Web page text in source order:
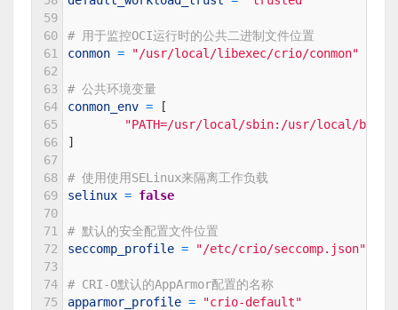
59
60
61
62
63
64
65
66
67
68
69
70
71
72
73
74
75
# 用于监控OCI运行时的公共二进制文件位置
conmon = "/usr/local/libexec/crio/conmon"
# 公共环境变量
conmon_env =
[
"PATH=/usr/local/sbin:/usr/local/
]
# 使用使用SELinux来隔离工作负载
selinux = false
# 默认的安全配置文件位置
seccomp_profile = "/etc/crio/seccomp.json"
# CRI-O默认的AppArmor配置的名称
apparmor_profile = "crio-default"